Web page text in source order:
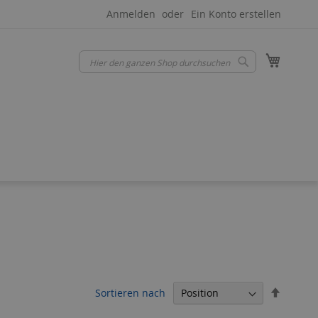
Anmelden Ein Konto erstellen
Suche
Sortieren nach